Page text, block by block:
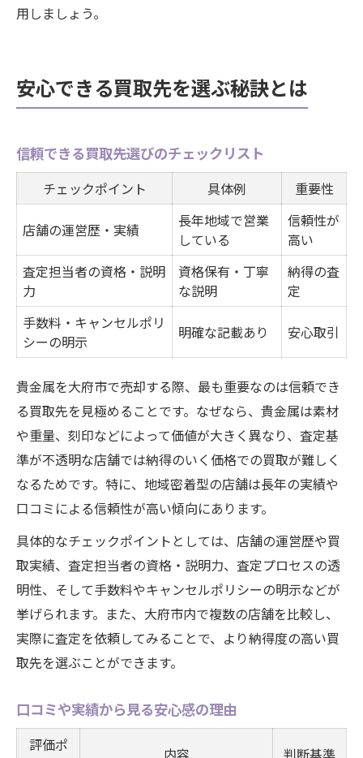
用しましょう。
安心できる買取先を選ぶ秘訣とは
信頼できる買取先選びのチェックリスト
チェックポイント 具体例 重要性
店舗の運営歴・実績
長年地域で営業
している
信頼性が
高い
査定担当者の資格・説明
力
資格保有・丁寧
な説明
納得の査
定
手数料・キャンセルポリ
シーの明示
明確な記載あり 安心取引
貴金属を大府市で売却する際、最も重要なのは信頼でき
る買取先を見極めることです。なぜなら、貴金属は素材
や重量、刻印などによって価値が大きく異なり、査定基
準が不透明な店舗では納得のいく価格での買取が難しく
なるためです。特に、地域密着型の店舗は長年の実績や
口コミによる信頼性が高い傾向にあります。
具体的なチェックポイントとしては、店舗の運営歴や買
取実績、査定担当者の資格・説明力、査定プロセスの透
明性、そして手数料やキャンセルポリシーの明示などが
挙げられます。また、大府市内で複数の店舗を比較し、
実際に査定を依頼してみることで、より納得度の高い買
取先を選ぶことができます。
口コミや実績から見る安心感の理由
評価ポ
内容 判断基準